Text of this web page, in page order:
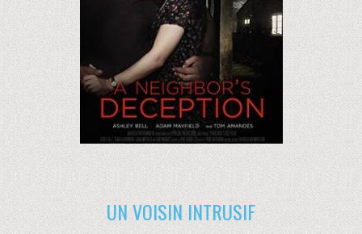
UN VOISIN INTRUSIF